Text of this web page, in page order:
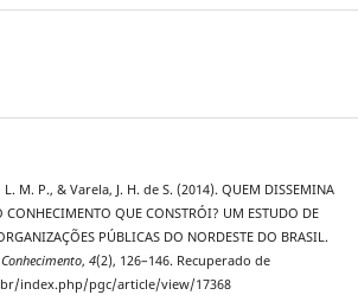
M. P., & Varela, J. H. de S. (2014). QUEM DISSEMINA
CONHECIMENTO QUE CONSTRÓI? UM ESTUDO DE
PÚBLICAS DO NORDESTE DO BRASIL.
, 4(2), 126–146. Recuperado de
index.php/pgc/article/view/17368